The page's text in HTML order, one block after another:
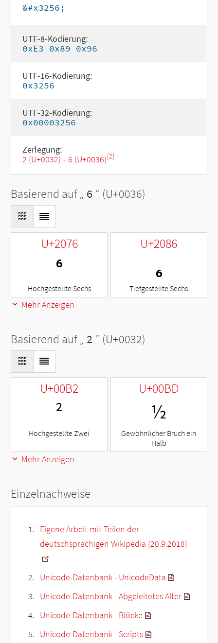
&#x3256;
UTF-8-Kodierung:
0xE3 0x89 0x96
UTF-16-Kodierung:
0x3256
UTF-32-Kodierung:
0x00003256
Zerlegung:
2 (U+0032) - 6 (U+0036)[2]
Basierend auf „ 6 “ (U+0036)
U+2076
⁶
Hochgestellte Sechs
U+2086
₆
Tiefgestellte Sechs
Mehr Anzeigen
Basierend auf „ 2 “ (U+0032)
U+00B2
²
Hochgestellte Zwei
U+00BD
½
Gewöhnlicher Bruch ein
Halb
Mehr Anzeigen
Einzelnachweise
Eigene Arbeit mit Teilen der
deutschsprachigen Wikipedia (20.9.2018)
Unicode-Datenbank - UnicodeData
Unicode-Datenbank - Abgeleitetes Alter
Unicode-Datenbank - Blöcke
Unicode-Datenbank - Scripts